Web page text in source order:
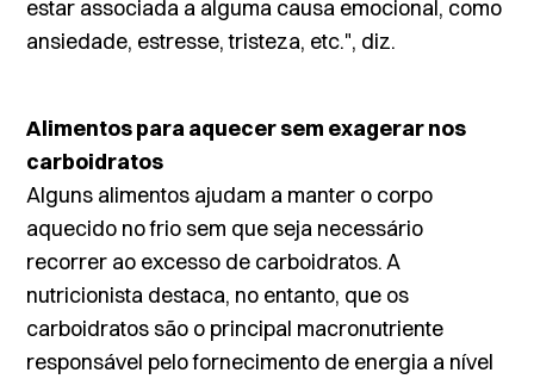
estar associada a alguma causa emocional, como
ansiedade, estresse, tristeza, etc.", diz.
Alimentos para aquecer sem exagerar nos
carboidratos
Alguns alimentos ajudam a manter o corpo
aquecido no frio sem que seja necessário
recorrer ao excesso de carboidratos. A
nutricionista destaca, no entanto, que os
carboidratos são o principal macronutriente
responsável pelo fornecimento de energia a nível